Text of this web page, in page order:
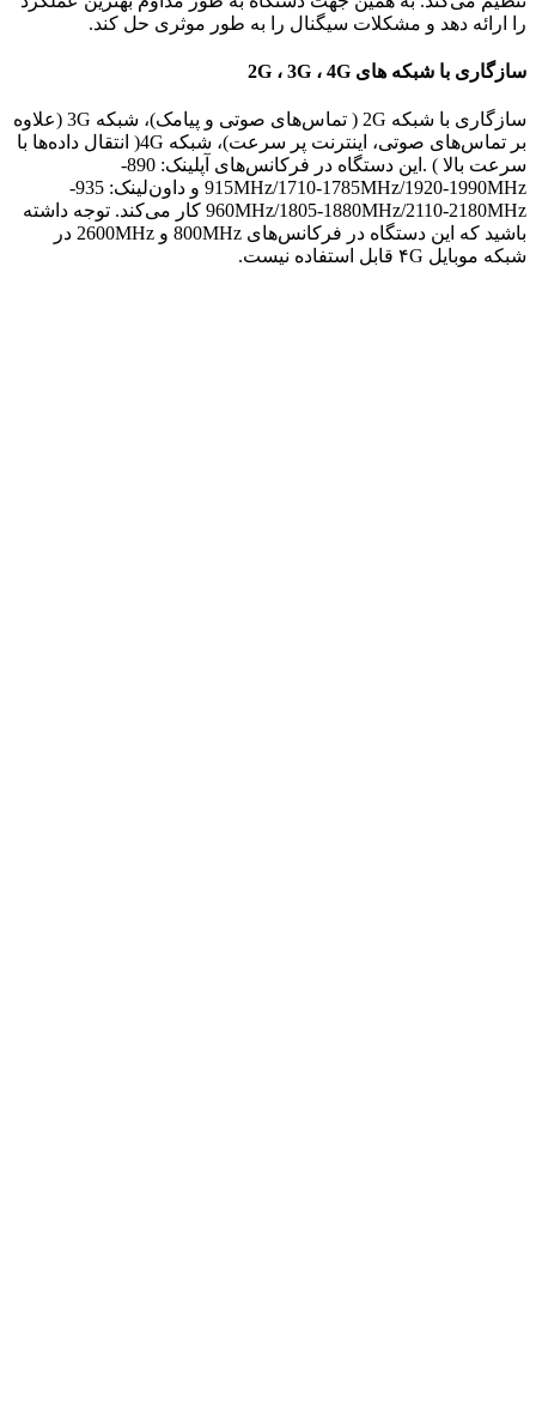
را ارائه دهد و مشکلات سیگنال را به طور موثری حل کند.
سازگاری با شبکه های 2G ، 3G ، 4G
سازگاری با شبکه 2G ( تماس‌های صوتی و پیامک)، شبکه 3G (علاوه
بر تماس‌های صوتی، اینترنت پر سرعت)، شبکه 4G( انتقال داده‌ها با
سرعت بالا ) .این دستگاه در فرکانس‌های آپلینک: 890-
915MHz/1710-1785MHz/1920-1990MHz و داون‌لینک: 935-
960MHz/1805-1880MHz/2110-2180MHz کار می‌کند. توجه داشته
باشید که این دستگاه در فرکانس‌های 800MHz و 2600MHz در
شبکه موبایل ۴G قابل استفاده نیست.